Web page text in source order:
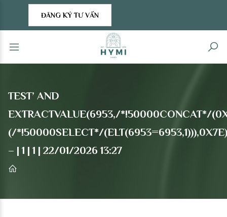
ĐĂNG KÝ TƯ VẤN
TEST’ AND
EXTRACTVALUE(6953,/*!50000CONCAT*/
(/*!50000SELECT*/
– | 1 | 1 | 22/01/2026 13:27